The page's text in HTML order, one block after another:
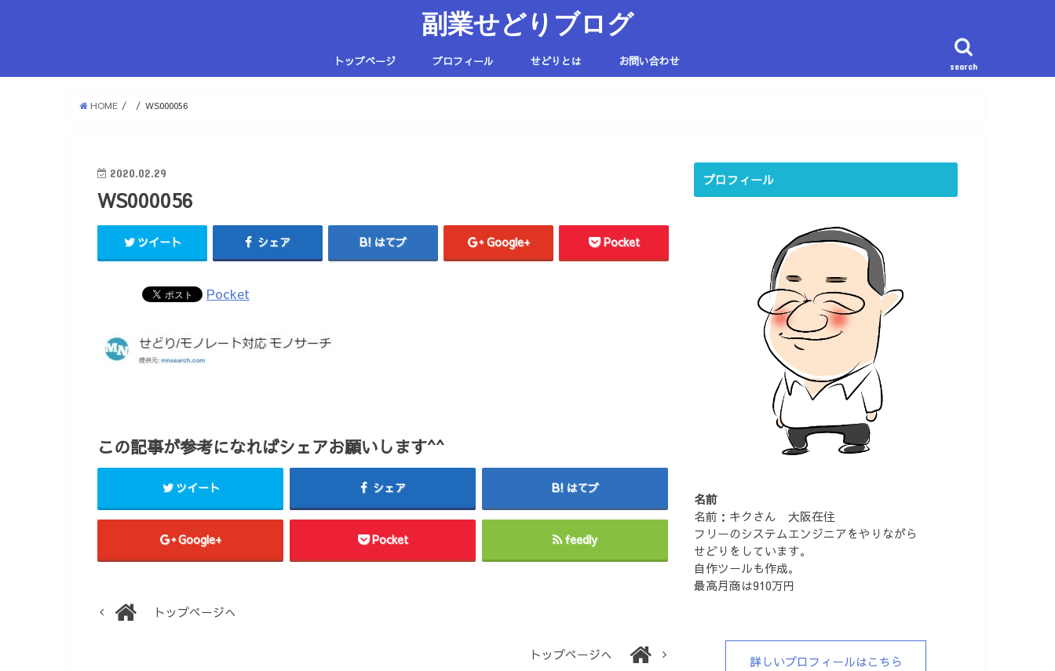
副業せどりブログ
search
トップページ プロフィール せどりとは お問い合わせ
HOME WS000056
2020.02.29
WS000056
ツイート シェア はてブ Google+ Pocket
Pocket
この記事が参考になればシェアお願いします^^
ツイート シェア はてブ
Google+ Pocket feedly
トップページへ
トップページへ
プロフィール
名前
名前：キクさん 大阪在住
フリーのシステムエンジニアをやりながら
せどりをしています。
自作ツールも作成。
最高月商は910万円
詳しいプロフィールはこちら